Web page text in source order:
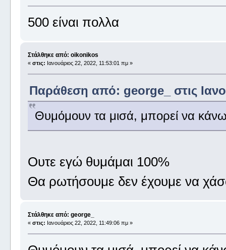
500 είναι πολλα
Στάλθηκε από: oikonikos
« στις: Ιανουάριος 22, 2022, 11:53:01 πμ »
Παράθεση από: george_ στις
Θυμόμουν τα μισά, μπορεί να
Ουτε εγώ θυμάμαι 100%
Θα ρωτήσουμε δεν έχουμε να
Στάλθηκε από: george_
« στις: Ιανουάριος 22, 2022, 11:49:06 πμ »